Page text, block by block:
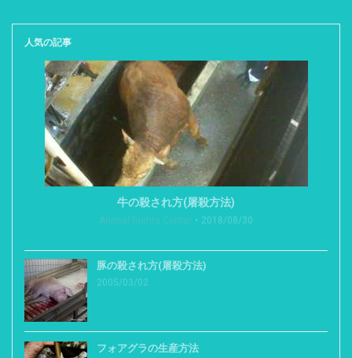
人気の記事
牛の殺され方(屠殺方法)
Animal Rights Center 2018/08/30
豚の殺され方(屠殺方法)
2005/03/02
フォアグラの生産方法